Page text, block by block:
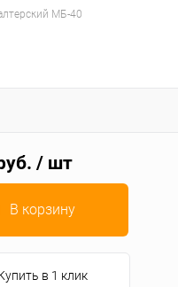
МБ-40
/ шт
В корзину
в 1 клик